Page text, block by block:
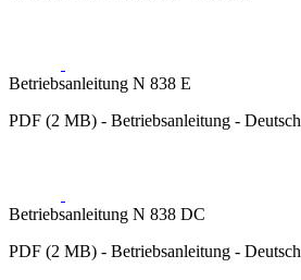
Betriebsanleitung N 838 E
PDF (2 MB) - Betriebsanleitung - Deutsch
Betriebsanleitung N 838 DC
PDF (2 MB) - Betriebsanleitung - Deutsch